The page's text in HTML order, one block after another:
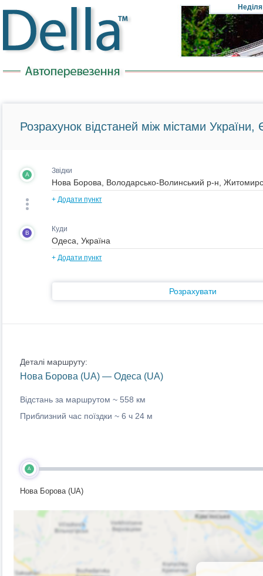
Неділя
Розрахунок відстаней між містами України,
A Звідки
+ Додати пункт
B Куди
+ Додати пункт
Розрахувати
Деталі маршруту:
Нова Борова (UA) — Одеса (UA)
Відстань за маршрутом ~ 558 км
Приблизний час поїздки ~ 6 ч 24 м
A
Нова Борова (UA)